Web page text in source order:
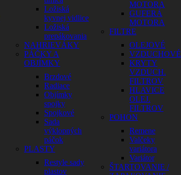
Ložiská
kyvnej vidlice
Ložiská
prepákovania
NAHRIEVÁKY
PÁČKY A
OBJÍMKY
Brzdové
Radiace
Objímky
spojky
Spojkové
Sada
výklopných
páčok
PLASTY
Restyle sady
plastov
MOTORA
GUFERÁ
MOTORA
FILTRE
OLEJOVÉ
VZDUCHOVÉ
KRYTY
VZDUCH.
FILTROV
HLAVICE
OLEJ.
FILTROV
POHON
Remene
Valčeky
variátora
Variátor
ŠTARTOVANIE /